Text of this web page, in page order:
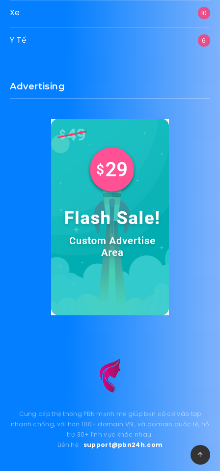
Xe 10
Y Tế 6
Advertising
Cung cấp thệ thống PBN mạnh mẽ giúp bạn có cơ vào top
nhanh chống, với hơn 100+ domain VN , và domain quốc tế, hỗ
trợ 30+ lĩnh vực khác nhau.
Liên hệ : support@pbn24h.com